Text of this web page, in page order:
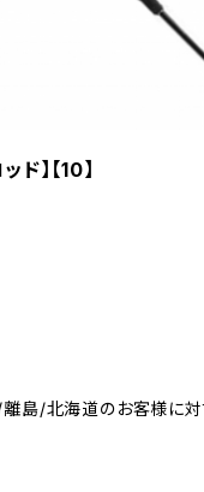
】【10】
島/北海道のお客様に対